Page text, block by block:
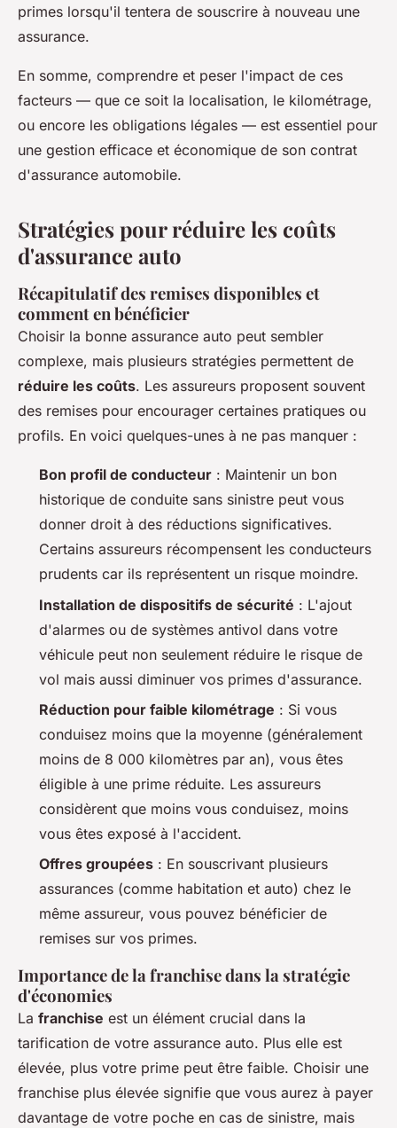
primes lorsqu'il tentera de souscrire à nouveau une
assurance.
En somme, comprendre et peser l'impact de ces
facteurs — que ce soit la localisation, le kilométrage,
ou encore les obligations légales — est essentiel pour
une gestion efficace et économique de son contrat
d'assurance automobile.
Stratégies pour réduire les coûts
d'assurance auto
Récapitulatif des remises disponibles et
comment en bénéficier
Choisir la bonne assurance auto peut sembler
complexe, mais plusieurs stratégies permettent de
réduire les coûts. Les assureurs proposent souvent
des remises pour encourager certaines pratiques ou
profils. En voici quelques-unes à ne pas manquer :
Bon profil de conducteur : Maintenir un bon
historique de conduite sans sinistre peut vous
donner droit à des réductions significatives.
Certains assureurs récompensent les conducteurs
prudents car ils représentent un risque moindre.
Installation de dispositifs de sécurité : L'ajout
d'alarmes ou de systèmes antivol dans votre
véhicule peut non seulement réduire le risque de
vol mais aussi diminuer vos primes d'assurance.
Réduction pour faible kilométrage : Si vous
conduisez moins que la moyenne (généralement
moins de 8 000 kilomètres par an), vous êtes
éligible à une prime réduite. Les assureurs
considèrent que moins vous conduisez, moins
vous êtes exposé à l'accident.
Offres groupées : En souscrivant plusieurs
assurances (comme habitation et auto) chez le
même assureur, vous pouvez bénéficier de
remises sur vos primes.
Importance de la franchise dans la stratégie
d'économies
La franchise est un élément crucial dans la
tarification de votre assurance auto. Plus elle est
élevée, plus votre prime peut être faible. Choisir une
franchise plus élevée signifie que vous aurez à payer
davantage de votre poche en cas de sinistre, mais